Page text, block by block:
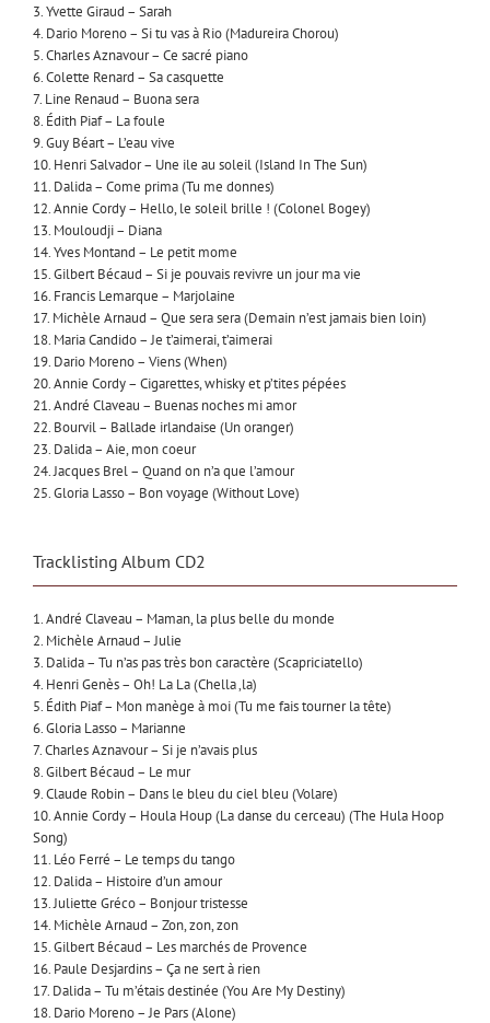
3. Yvette Giraud – Sarah
4. Dario Moreno – Si tu vas à Rio (Madureira Chorou)
5. Charles Aznavour – Ce sacré piano
6. Colette Renard – Sa casquette
7. Line Renaud – Buona sera
8. Édith Piaf – La foule
9. Guy Béart – L’eau vive
10. Henri Salvador – Une ile au soleil (Island In The Sun)
11. Dalida – Come prima (Tu me donnes)
12. Annie Cordy – Hello, le soleil brille ! (Colonel Bogey)
13. Mouloudji – Diana
14. Yves Montand – Le petit mome
15. Gilbert Bécaud – Si je pouvais revivre un jour ma vie
16. Francis Lemarque – Marjolaine
17. Michèle Arnaud – Que sera sera (Demain n’est jamais bien loin)
18. Maria Candido – Je t’aimerai, t’aimerai
19. Dario Moreno – Viens (When)
20. Annie Cordy – Cigarettes, whisky et p’tites pépées
21. André Claveau – Buenas noches mi amor
22. Bourvil – Ballade irlandaise (Un oranger)
23. Dalida – Aie, mon coeur
24. Jacques Brel – Quand on n’a que l’amour
25. Gloria Lasso – Bon voyage (Without Love)
Tracklisting Album CD2
1. André Claveau – Maman, la plus belle du monde
2. Michèle Arnaud – Julie
3. Dalida – Tu n’as pas très bon caractère (Scapriciatello)
4. Henri Genès – Oh! La La (Chella ‚la)
5. Édith Piaf – Mon manège à moi (Tu me fais tourner la tête)
6. Gloria Lasso – Marianne
7. Charles Aznavour – Si je n’avais plus
8. Gilbert Bécaud – Le mur
9. Claude Robin – Dans le bleu du ciel bleu (Volare)
10. Annie Cordy – Houla Houp (La danse du cerceau) (The Hula Hoop
Song)
11. Léo Ferré – Le temps du tango
12. Dalida – Histoire d’un amour
13. Juliette Gréco – Bonjour tristesse
14. Michèle Arnaud – Zon, zon, zon
15. Gilbert Bécaud – Les marchés de Provence
16. Paule Desjardins – Ça ne sert à rien
17. Dalida – Tu m’étais destinée (You Are My Destiny)
18. Dario Moreno – Je Pars (Alone)